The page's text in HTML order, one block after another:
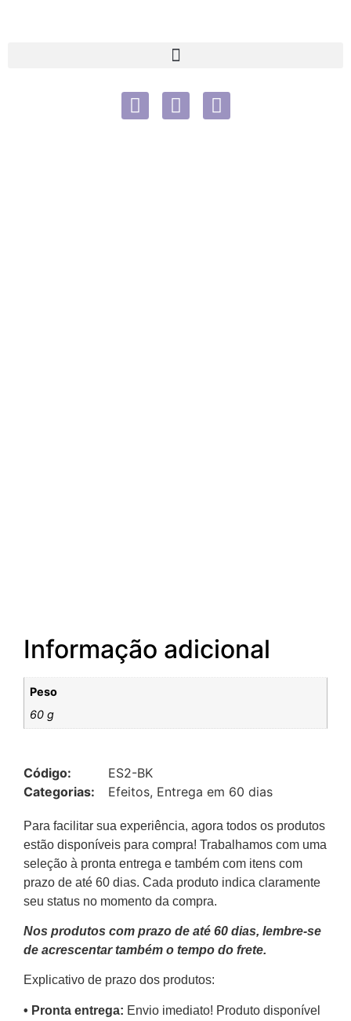
Informação adicional
Peso
60 g
Código:
ES2-BK
Categorias:
Efeitos, Entrega em 60 dias
Para facilitar sua experiência, agora todos os produtos
estão disponíveis para compra! Trabalhamos com uma
seleção à pronta entrega e também com itens com
prazo de até 60 dias. Cada produto indica claramente
seu status no momento da compra.
Nos produtos com prazo de até 60 dias, lembre-se
de acrescentar também o tempo do frete.
Explicativo de prazo dos produtos:
•⁠ ⁠Pronta entrega: Envio imediato! Produto disponível